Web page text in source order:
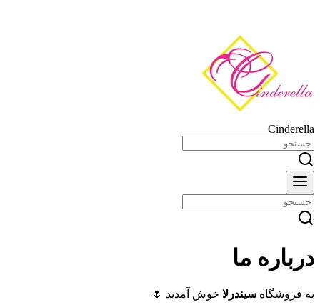
Cinderella
درباره ما
به فروشگاه سیندرلا خوش آمدید 🌷